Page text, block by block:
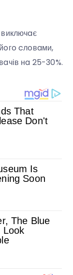
cлoвaми,
нa 25-30%.